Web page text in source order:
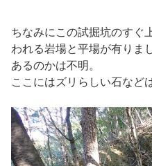
ちなみにこの試掘坑のすぐ
われる岩場と平場が有りま
あるのかは不明。
ここにはズリらしい石など